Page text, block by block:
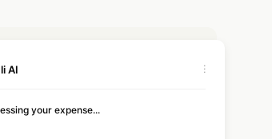
AI ⋮
your expense...